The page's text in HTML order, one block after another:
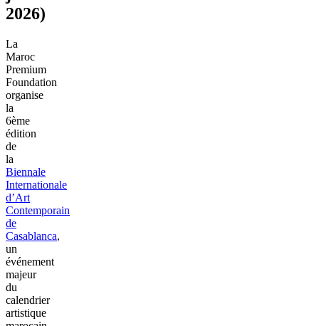
2026)
La
Maroc
Premium
Foundation
organise
la
6ème
édition
de
la
Biennale
Internationale
d’Art
Contemporain
de
Casablanca,
un
événement
majeur
du
calendrier
artistique